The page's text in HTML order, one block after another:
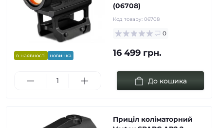
в наявності новинка
(06708)
Код товару: 06708
0
16 499 грн.
До кошика
Приціл коліматорний